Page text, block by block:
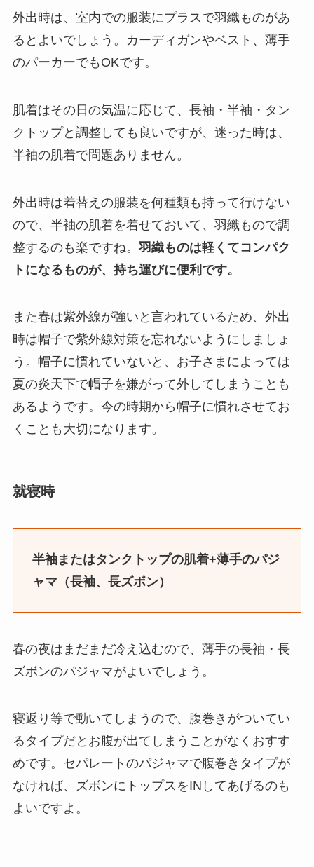
外出時は、室内での服装にプラスで羽織ものがあ
るとよいでしょう。カーディガンやベスト、薄手
のパーカーでもOKです。
肌着はその日の気温に応じて、長袖・半袖・タン
クトップと調整しても良いですが、迷った時は、
半袖の肌着で問題ありません。
外出時は着替えの服装を何種類も持って行けない
ので、半袖の肌着を着せておいて、羽織もので調
整するのも楽ですね。 羽織ものは軽くてコンパク
トになるものが、持ち運びに便利です。
また春は紫外線が強いと言われているため、外出
時は帽子で紫外線対策を忘れないようにしましょ
う。帽子に慣れていないと、お子さまによっては
夏の炎天下で帽子を嫌がって外してしまうことも
あるようです。今の時期から帽子に慣れさせてお
くことも大切になります。
就寝時
半袖またはタンクトップの肌着+薄手のパジ
ャマ（長袖、長ズボン）
春の夜はまだまだ冷え込むので、薄手の長袖・長
ズボンのパジャマがよいでしょう。
寝返り等で動いてしまうので、腹巻きがついてい
るタイプだとお腹が出てしまうことがなくおすす
めです。セパレートのパジャマで腹巻きタイプが
なければ、ズボンにトップスをINしてあげるのも
よいですよ。